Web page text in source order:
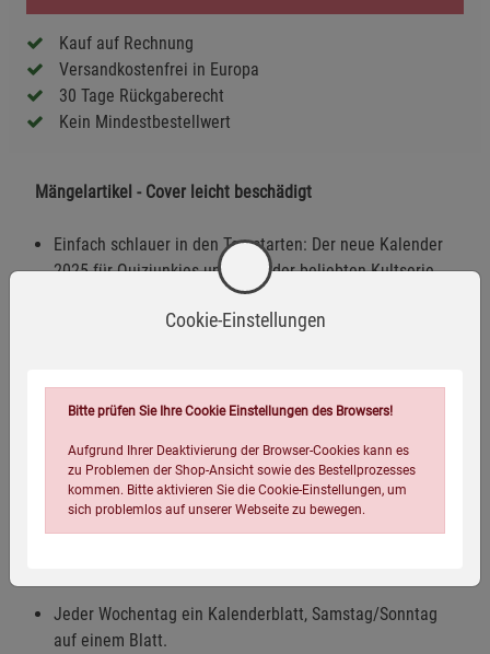
Kauf auf Rechnung
Versandkostenfrei in Europa
30 Tage Rückgaberecht
Kein Mindestbestellwert
Mängelartikel - Cover leicht beschädigt
Einfach schlauer in den Tag starten: Der neue Kalender
2025 für Quizjunkies und Fans der beliebten Kultserie
Findet überall Platz, in der Küche oder im Büro:
Aufhängen
Tagtäglich neue vertrackte Rätsel, Quizfragen zum
Knobeln und kurioses Wissen zum Teilen und Staunen
Flexibel nutzbar als Tischkalender oder Abreißkalender
für die Wand, im handlichen 14 x 11 cm Querformat
Jeder Wochentag ein Kalenderblatt, Samstag/Sonntag
auf einem Blatt.
Cookie-Einstellungen
Bitte prüfen Sie Ihre Cookie Einstellungen des Browsers!
Aufgrund Ihrer Deaktivierung der Browser-Cookies kann es
zu Problemen der Shop-Ansicht sowie des Bestellprozesses
kommen. Bitte aktivieren Sie die Cookie-Einstellungen, um
sich problemlos auf unserer Webseite zu bewegen.